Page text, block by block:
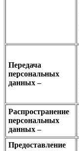
Передача
персональных
данных –
Распространение
персональных
данных –
Предоставление